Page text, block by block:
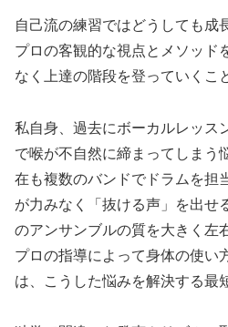
自己流の練習ではどうしても成
プロの客観的な視点とメソッド
なく上達の階段を登っていくこ
私自身、過去にボーカルレッス
で喉が不自然に締まってしまう
在も複数のバンドでドラムを担
が力みなく「抜ける声」を出せ
のアンサンブルの質を大きく左
プロの指導によって身体の使い
は、こうした悩みを解決する最